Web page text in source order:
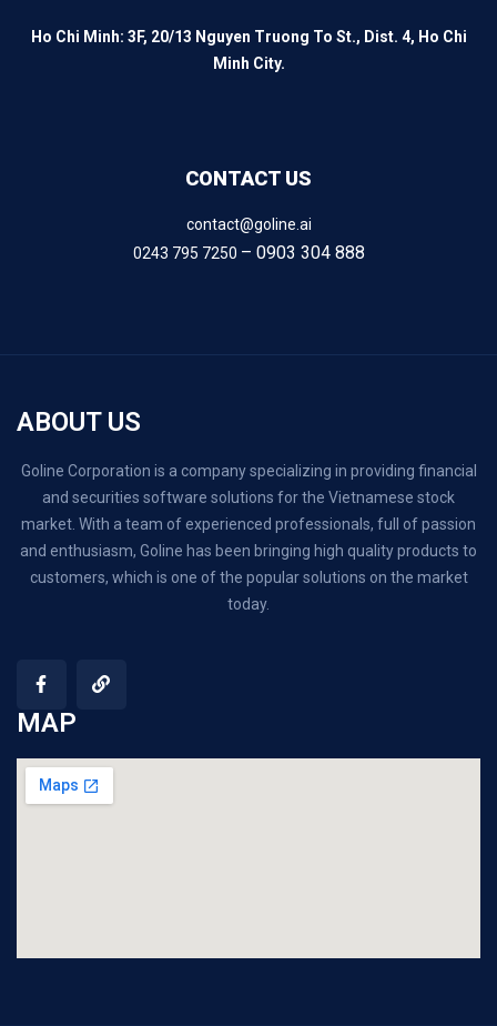
Ho Chi Minh: 3F, 20/13 Nguyen Truong To St., Dist. 4, Ho Chi
Minh City.
CONTACT US
contact@goline.ai
0243 795 7250 – 0903 304 888
ABOUT US
Goline Corporation is a company specializing in providing financial
and securities software solutions for the Vietnamese stock
market. With a team of experienced professionals, full of passion
and enthusiasm, Goline has been bringing high quality products to
customers, which is one of the popular solutions on the market
today.
MAP